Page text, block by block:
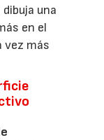
una
en el
vez más